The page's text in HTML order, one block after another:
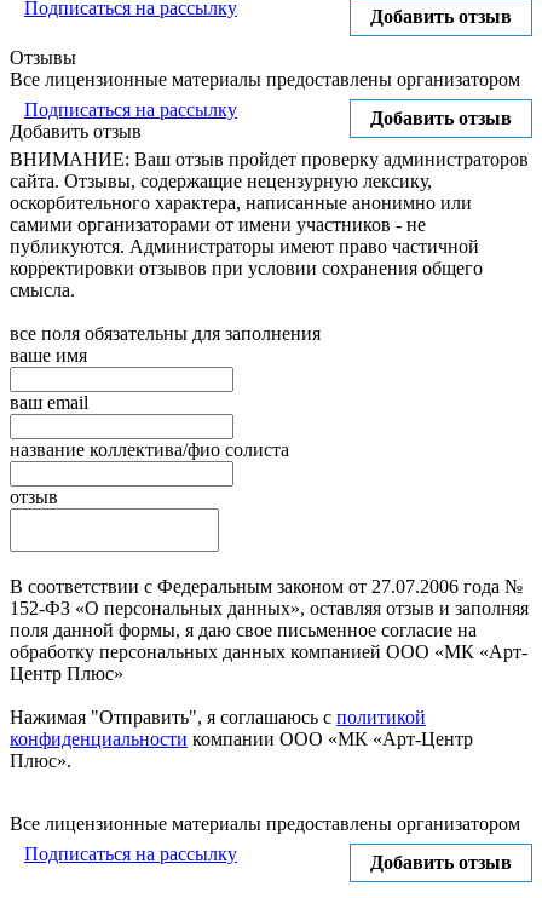
Добавить отзыв
Подписаться на рассылку
Отзывы
Все лицензионные материалы предоставлены организатором
Добавить отзыв
Подписаться на рассылку
Добавить отзыв
ВНИМАНИЕ: Ваш отзыв пройдет проверку администраторов
сайта. Отзывы, содержащие нецензурную лексику,
оскорбительного характера, написанные анонимно или
самими организаторами от имени участников - не
публикуются. Администраторы имеют право частичной
корректировки отзывов при условии сохранения общего
смысла.
все поля обязательны для заполнения
ваше имя
ваш email
название коллектива/фио солиста
отзыв
В соответствии с Федеральным законом от 27.07.2006 года №
152-ФЗ «О персональных данных», оставляя отзыв и заполняя
поля данной формы, я даю свое письменное согласие на
обработку персональных данных компанией ООО «МК «Арт-
Центр Плюс»
Нажимая "Отправить", я соглашаюсь с политикой
конфиденциальности компании ООО «МК «Арт-Центр
Плюс».
Все лицензионные материалы предоставлены организатором
Добавить отзыв
Подписаться на рассылку